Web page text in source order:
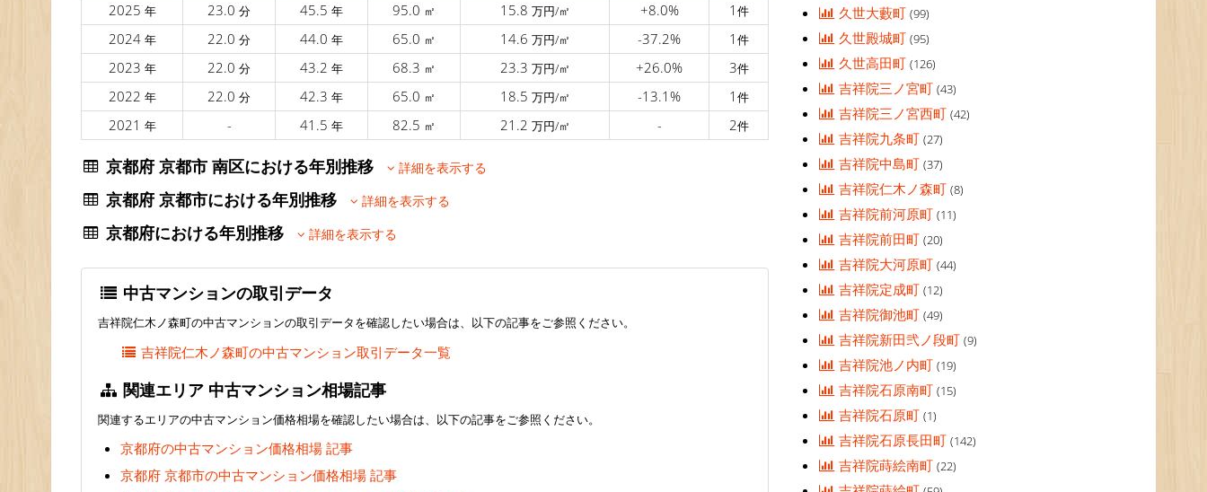
2025 年 23.0 分 45.5 年 95.0 ㎡ 15.8 万円/㎡ +8.0% 1 件
2024 年 22.0 分 44.0 年 65.0 ㎡ 14.6 万円/㎡ -37.2% 1 件
2023 年 22.0 分 43.2 年 68.3 ㎡ 23.3 万円/㎡ +26.0% 3件
2022 年 22.0 分 42.3 年 65.0 ㎡ 18.5 万円/㎡ -13.1% 1 件
2021 年 - 41.5 年 82.5 ㎡ 21.2 万円/㎡ - 2件
京都府 京都市 南区における年別推移 詳細を表示する
京都府 京都市における年別推移 詳細を表示する
京都府における年別推移 詳細を表示する
中古マンションの取引データ
吉祥院仁木ノ森町の中古マンションの取引データを確認したい場合は、以下の記事をご参照ください。
吉祥院仁木ノ森町の中古マンション取引データ一覧
関連エリア 中古マンション相場記事
関連するエリアの中古マンション価格相場を確認したい場合は、以下の記事をご参照ください。
京都府の中古マンション価格相場 記事
京都府 京都市の中古マンション価格相場 記事
久世大藪町(99)
久世殿城町(95)
久世高田町(126)
吉祥院三ノ宮町(43)
吉祥院三ノ宮西町(42)
吉祥院九条町(27)
吉祥院中島町(37)
吉祥院仁木ノ森町(8)
吉祥院前河原町(11)
吉祥院前田町(20)
吉祥院大河原町(44)
吉祥院定成町(12)
吉祥院御池町(49)
吉祥院新田弐ノ段町(9)
吉祥院池ノ内町(19)
吉祥院石原南町(15)
吉祥院石原町(1)
吉祥院石原長田町(142)
吉祥院蒔絵南町(22)